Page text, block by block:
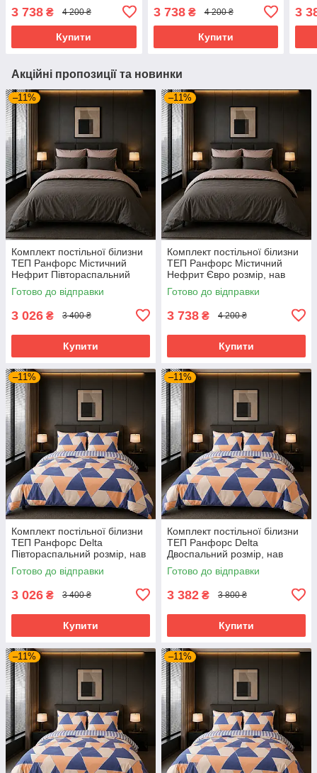
3 738 ₴ 4 200 ₴
Купити
3 738₴ 4 200 ₴
Купити
3
Акційні пропозиції та новинки
–11%
Комплект постільної білизни
ТЕП Ранфорс Містичний
Нефрит Півтораспальний
розмір, нав 70х70 см
Готово до відправки
3 026 ₴ 3 400 ₴
Купити
–11%
Комплект постільної білизни
ТЕП Ранфорс Містичний
Нефрит Євро розмір, нав
70х70
Готово до відправки
3 738 ₴ 4 200 ₴
Купити
–11%
Комплект постільної білизни
ТЕП Ранфорс Delta
Півтораспальний розмір, нав
70х70 см
Готово до відправки
3 026 ₴ 3 400 ₴
Купити
–11%
Комплект постільної білизни
ТЕП Ранфорс Delta
Двоспальний розмір, нав
70х70 см
Готово до відправки
3 382 ₴ 3 800 ₴
Купити
–11% –11%